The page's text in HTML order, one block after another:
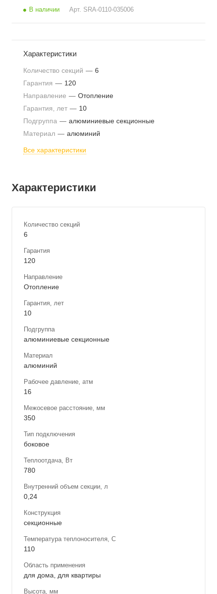
В наличии Арт. SRA-0110-035006
Характеристики
Количество секций — 6
Гарантия — 120
Направление — Отопление
Гарантия, лет — 10
Подгруппа — алюминиевые секционные
Материал — алюминий
Все характеристики
Характеристики
Количество секций
6
Гарантия
120
Направление
Отопление
Гарантия, лет
10
Подгруппа
алюминиевые секционные
Материал
алюминий
Рабочее давление, атм
16
Межосевое расстояние, мм
350
Тип подключения
боковое
Теплоотдача, Вт
780
Внутренний объем секции, л
0,24
Конструкция
секционные
Температура теплоносителя, С
110
Область применения
для дома, для квартиры
Высота, мм